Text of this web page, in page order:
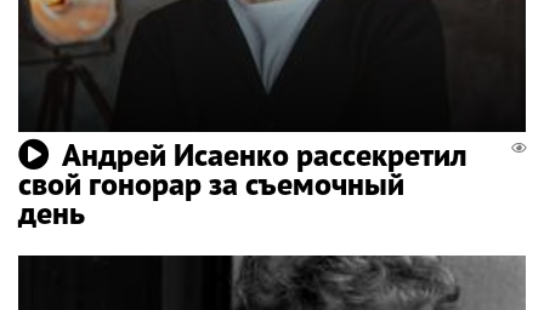
Андрей Исаенко рассекретил
свой гонорар за съемочный
день